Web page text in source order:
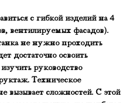
с гибкой изделий на 4
вентилируемых фасадов).
не нужно проходить
достаточно освоить
руководство
Техническое
вызывает сложностей. С этой